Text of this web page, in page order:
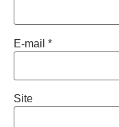
E-mail *
Site